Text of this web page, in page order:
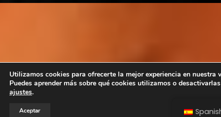
Utilizamos cookies para ofrecerte la mejor experiencia en nuestra
Puedes aprender más sobre qué cookies utilizamos o
ajustes.
Aceptar